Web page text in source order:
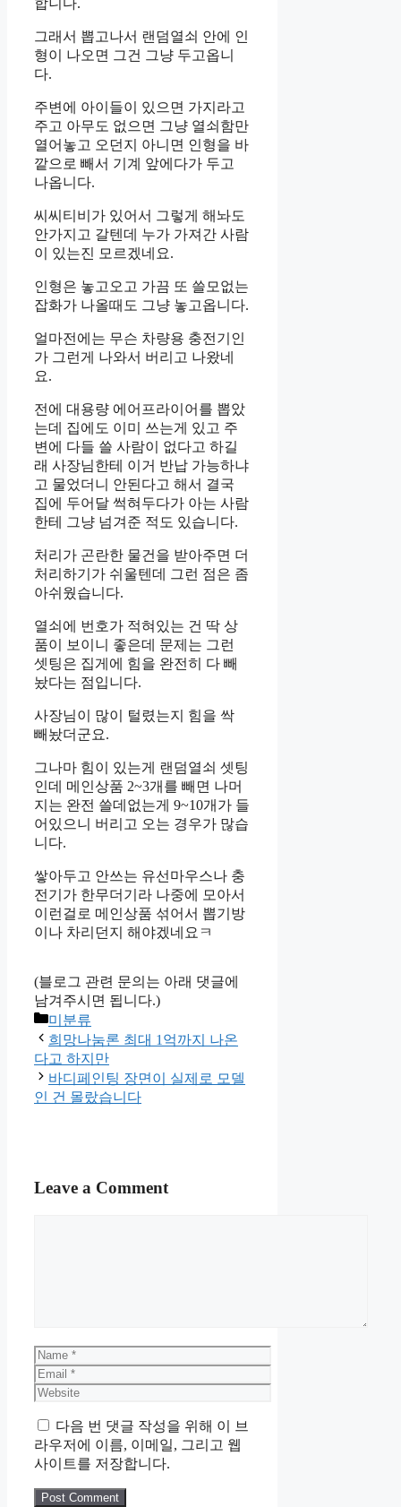
합니다.
그래서 뽑고나서 랜덤열쇠 안에 인
형이 나오면 그건 그냥 두고옵니
다.
주변에 아이들이 있으면 가지라고
주고 아무도 없으면 그냥 열쇠함만
열어놓고 오던지 아니면 인형을 바
깥으로 빼서 기계 앞에다가 두고
나옵니다.
씨씨티비가 있어서 그렇게 해놔도
안가지고 갈텐데 누가 가져간 사람
이 있는진 모르겠네요.
인형은 놓고오고 가끔 또 쓸모없는
잡화가 나올때도 그냥 놓고옵니다.
얼마전에는 무슨 차량용 충전기인
가 그런게 나와서 버리고 나왔네
요.
전에 대용량 에어프라이어를 뽑았
는데 집에도 이미 쓰는게 있고 주
변에 다들 쓸 사람이 없다고 하길
래 사장님한테 이거 반납 가능하냐
고 물었더니 안된다고 해서 결국
집에 두어달 썩혀두다가 아는 사람
한테 그냥 넘겨준 적도 있습니다.
처리가 곤란한 물건을 받아주면 더
처리하기가 쉬울텐데 그런 점은 좀
아쉬웠습니다.
열쇠에 번호가 적혀있는 건 딱 상
품이 보이니 좋은데 문제는 그런
셋팅은 집게에 힘을 완전히 다 빼
놨다는 점입니다.
사장님이 많이 털렸는지 힘을 싹
빼놨더군요.
그나마 힘이 있는게 랜덤열쇠 셋팅
인데 메인상품 2~3개를 빼면 나머
지는 완전 쓸데없는게 9~10개가 들
어있으니 버리고 오는 경우가 많습
니다.
쌓아두고 안쓰는 유선마우스나 충
전기가 한무더기라 나중에 모아서
이런걸로 메인상품 섞어서 뽑기방
이나 차리던지 해야겠네요ㅋ
(블로그 관련 문의는 아래 댓글에
남겨주시면 됩니다.)
Categories
미분류
희망나눔론 최대 1억까지 나온
다고 하지만
바디페인팅 장면이 실제로 모델
인 건 몰랐습니다
Leave a Comment
Name
Email
Website
다음 번 댓글 작성을 위해 이 브
라우저에 이름, 이메일, 그리고 웹
사이트를 저장합니다.